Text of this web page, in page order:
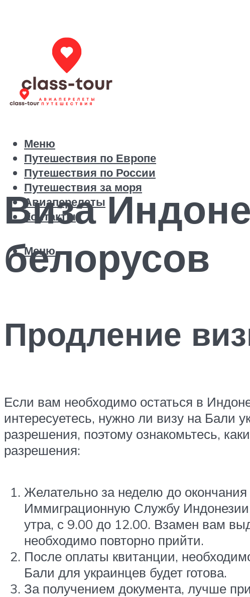
Путешествия по Европе
Путешествия по России
Путешествия за моря
Авиаперелеты
Контакты
Меню
Меню
Виза
белорусов
Продление
Если вам необходимо остаться в
интересуетесь, нужно ли визу на Бали
разрешения, поэтому ознакомьтесь,
разрешения:
Желательно за неделю до
Иммиграционную Службу
утра, с 9.00 до 12.00. Взамен вам
необходимо повторно прийти.
После оплаты квитанции,
Бали для украинцев будет готова.
За получением документа, лучше